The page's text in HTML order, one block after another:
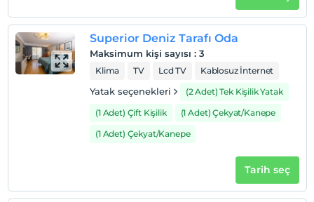
Superior Deniz Tarafı Oda
Maksimum kişi sayısı : 3
Klima TV Lcd TV Kablosuz İnternet
Yatak seçenekleri
(2 Adet) Tek Kişilik Yatak
(1 Adet) Çift Kişilik
(1 Adet) Çekyat/Kanepe
(1 Adet) Çekyat/Kanepe
Tarih seç